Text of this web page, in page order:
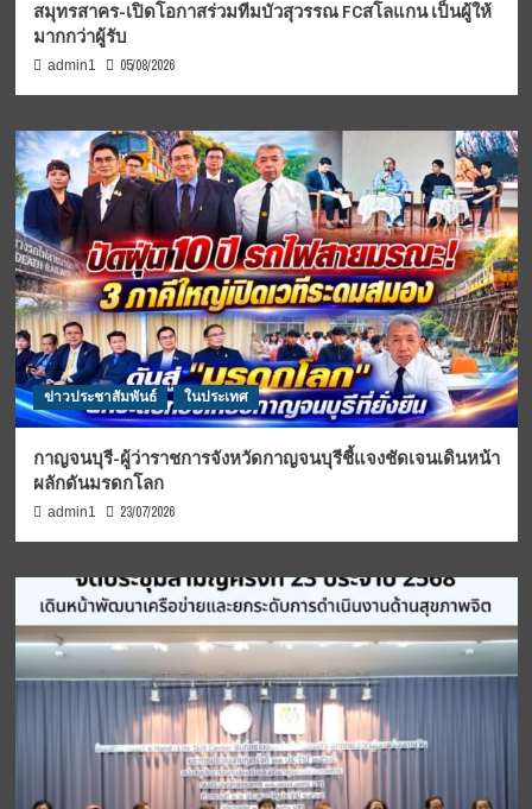
สมุทรสาคร-เปิดโอกาสร่วมทีมบัวสุวรรณ FCสโลแกน เป็นผู้ให้
มากกว่าผู้รับ
admin1 05/08/2026
ข่าวประชาสัมพันธ์ ในประเทศ
กาญจนบุรี-ผู้ว่าราชการจังหวัดกาญจนบุรีชี้แจงชัดเจนเดินหน้า
ผลักดันมรดกโลก
admin1 23/07/2026